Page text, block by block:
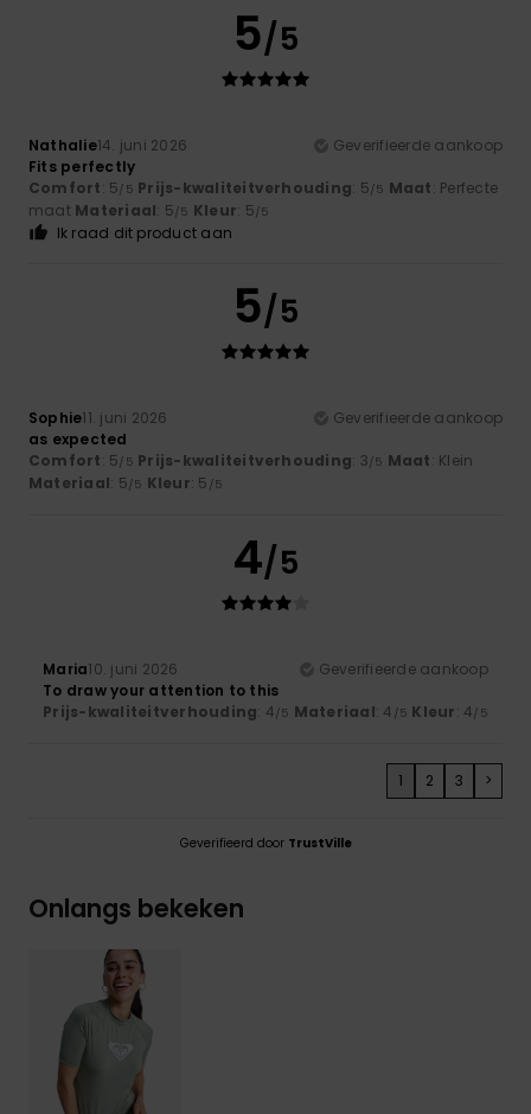
5/5
Nathalie14. juni 2026
Geverifieerde aankoop
Fits perfectly
Comfort: 5/5 Prijs-kwaliteitverhouding: 5/5 Maat: Perfecte
maat Materiaal: 5/5 Kleur: 5/5
Ik raad dit product aan
5/5
Sophie11. juni 2026
Geverifieerde aankoop
as expected
Comfort: 5/5 Prijs-kwaliteitverhouding: 3/5 Maat: Klein
Materiaal: 5/5 Kleur: 5 /5
4/5
Maria10. juni 2026
Geverifieerde aankoop
To draw your attention to this
Prijs-kwaliteitverhouding: 4/5 Materiaal: 4 /5 Kleur: 4/5
1 2 3 >
Geverifieerd door TrustVille
Onlangs bekeken